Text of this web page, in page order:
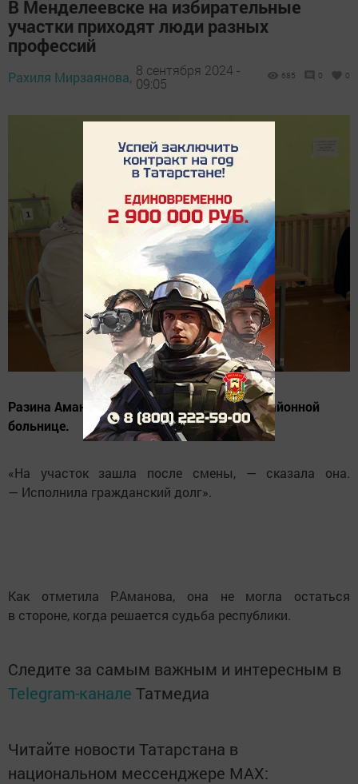
В Менделеевске на избирательные
участки приходят люди разных
профессий
Рахиля Мирзаянова, 8 сентября 2024 -
09:05
685 0 0
Разина Аманова трудится в Центральной районной
больнице.
«На участок зашла после смены, — сказала она.
— Исполнила гражданский долг».
Как отметила Р.Аманова, она не могла остаться
в стороне, когда решается судьба республики.
Следите за самым важным и интересным в
Telegram-канале Татмедиа
Читайте новости Татарстана в
национальном мессенджере MАХ: